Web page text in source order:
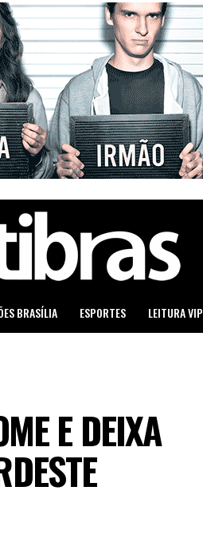
BRASÍLIA ESPORTES LEITURA VIP
E DEIXA